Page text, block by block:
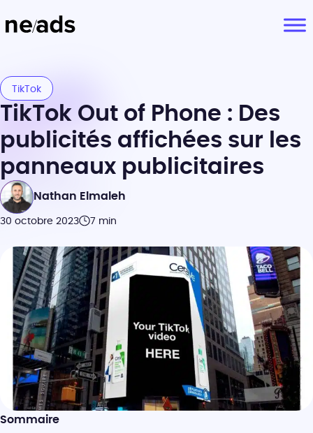
TikTok
TikTok Out of Phone : Des
publicités affichées sur les
panneaux publicitaires
Nathan Elmaleh
30 octobre 2023 7 min
Sommaire